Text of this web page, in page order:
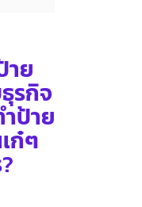
าย
รกิจ
ป้าย
ก๋ๆ
?